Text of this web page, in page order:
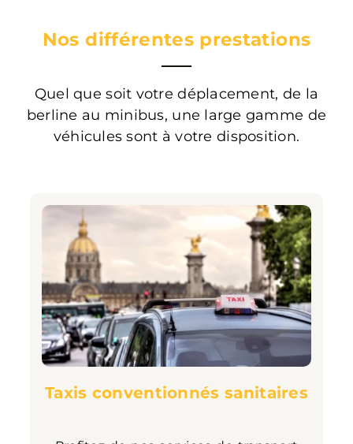
Nos différentes prestations
Quel que soit votre déplacement, de la
berline au minibus, une large gamme de
véhicules sont à votre disposition.
Taxis conventionnés sanitaires